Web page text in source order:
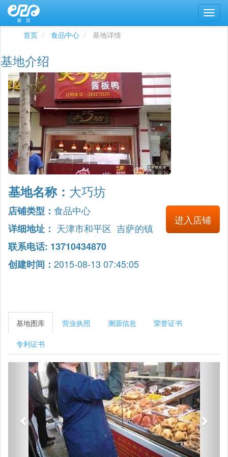
首页 食品中心 基地详情
基地介绍
基地名称： 大巧坊
店铺类型： 食品中心
进入店铺
详细地址： 天津市和平区 吉萨的镇
联系电话: 13710434870
创建时间： 2015-08-13 07:45:05
基地图库 营业执照 溯源信息 荣誉证书
专利证书